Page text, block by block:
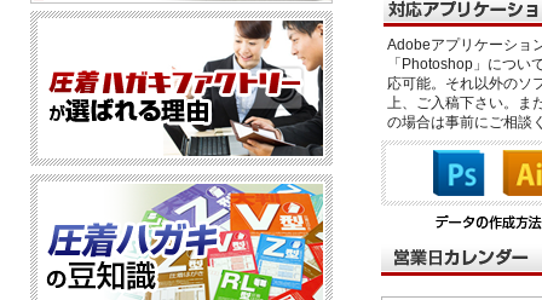
Adobeアプリケーショ
「Photoshop」につい
応可能。それ以外のソ
上、ご入稿下さい。ま
の場合は事前にご相談